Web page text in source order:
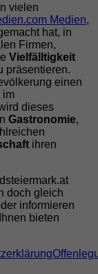
vielen
Medien,
hat, in
Firmen,
Vielfälltigkeit
präsentieren.
einen
im
dieses
Gastronomie,
ihren
doch gleich
informieren
bieten